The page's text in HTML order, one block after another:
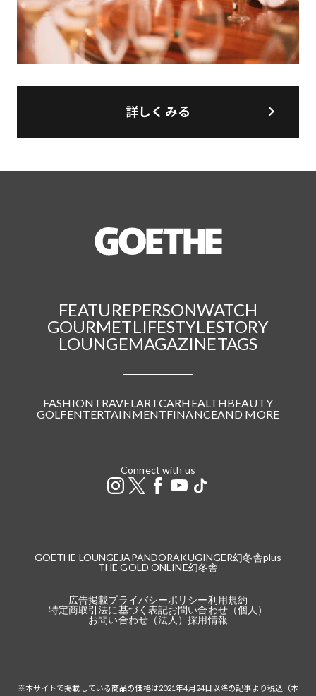
詳しくみる
FEATUREPERSONWATCH
GOURMETLIFESTYLESTORY
LOUNGEMAGAZINETAGS
FASHIONTRAVELARTCARHEALTHBEAUTY
GOLFENTERTAINMENTFINANCEAND MORE
Connect with us
GOETHE LOUNGE JAPANDORAKUGINGER幻冬舎plus
THE GOLD ONLINE幻冬舎
広告掲載プライバシーポリシー利用規約
特定商取引法に基づく表記お問い合わせ（個人）
お問い合わせ（法人）採用情報
※本サイトで掲載している商品の価格は2021年4月24日以降の記事より税込（本